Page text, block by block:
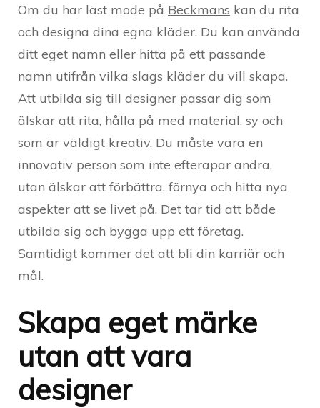
Om du har läst mode på Beckmans kan du rita
och designa dina egna kläder. Du kan använda
ditt eget namn eller hitta på ett passande
namn utifrån vilka slags kläder du vill skapa.
Att utbilda sig till designer passar dig som
älskar att rita, hålla på med material, sy och
som är väldigt kreativ. Du måste vara en
innovativ person som inte efterapar andra,
utan älskar att förbättra, förnya och hitta nya
aspekter att se livet på. Det tar tid att både
utbilda sig och bygga upp ett företag.
Samtidigt kommer det att bli din karriär och
mål.
Skapa eget märke
utan att vara
designer